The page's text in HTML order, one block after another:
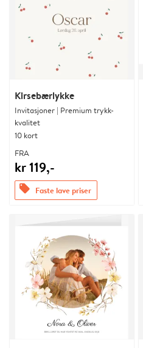
Kirsebærlykke
Invitasjoner | Premium trykk-
kvalitet
10 kort
FRA
kr 119,-
offers Faste lave priser